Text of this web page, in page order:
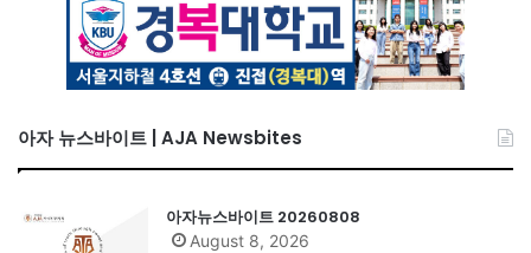
아자 뉴스바이트 | AJA Newsbites
아자뉴스바이트 20260808
August 8, 2026